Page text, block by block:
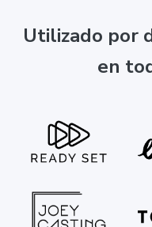
Utilizado por
en